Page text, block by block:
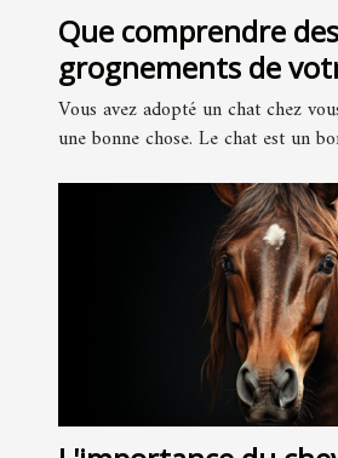
Que comprendre des
grognements de
Vous avez adopté un chat chez
une bonne chose. Le chat est un